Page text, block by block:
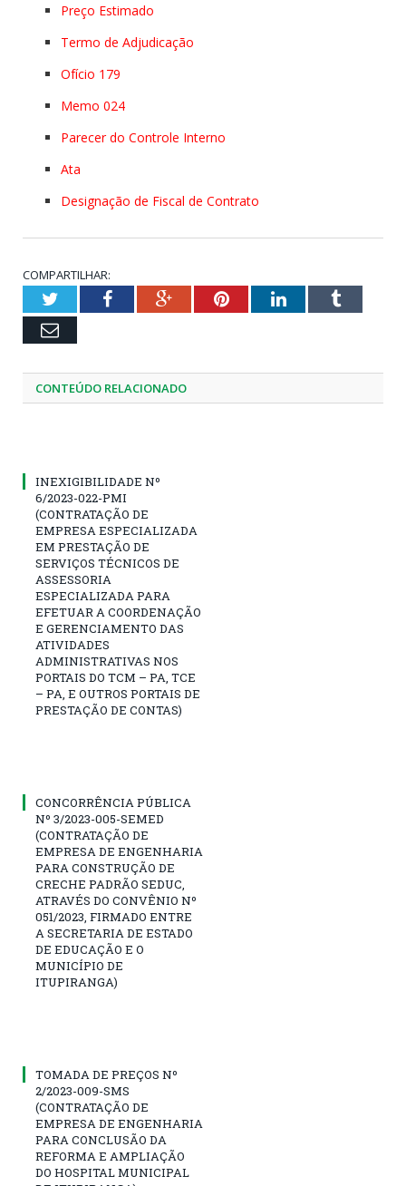
Preço Estimado
Termo de Adjudicação
Ofício 179
Memo 024
Parecer do Controle Interno
Ata
Designação de Fiscal de Contrato
COMPARTILHAR:
TwitterFacebookGoogle+PinterestLinkedInTumblr
Email
CONTEÚDO RELACIONADO
INEXIGIBILIDADE Nº
6/2023-022-PMI
(CONTRATAÇÃO DE
EMPRESA ESPECIALIZADA
EM PRESTAÇÃO DE
SERVIÇOS TÉCNICOS DE
ASSESSORIA
ESPECIALIZADA PARA
EFETUAR A COORDENAÇÃO
E GERENCIAMENTO DAS
ATIVIDADES
ADMINISTRATIVAS NOS
PORTAIS DO TCM – PA, TCE
– PA, E OUTROS PORTAIS DE
PRESTAÇÃO DE CONTAS)
CONCORRÊNCIA PÚBLICA
Nº 3/2023-005-SEMED
(CONTRATAÇÃO DE
EMPRESA DE ENGENHARIA
PARA CONSTRUÇÃO DE
CRECHE PADRÃO SEDUC,
ATRAVÉS DO CONVÊNIO Nº
051/2023, FIRMADO ENTRE
A SECRETARIA DE ESTADO
DE EDUCAÇÃO E O
MUNICÍPIO DE
ITUPIRANGA)
TOMADA DE PREÇOS Nº
2/2023-009-SMS
(CONTRATAÇÃO DE
EMPRESA DE ENGENHARIA
PARA CONCLUSÃO DA
REFORMA E AMPLIAÇÃO
DO HOSPITAL MUNICIPAL